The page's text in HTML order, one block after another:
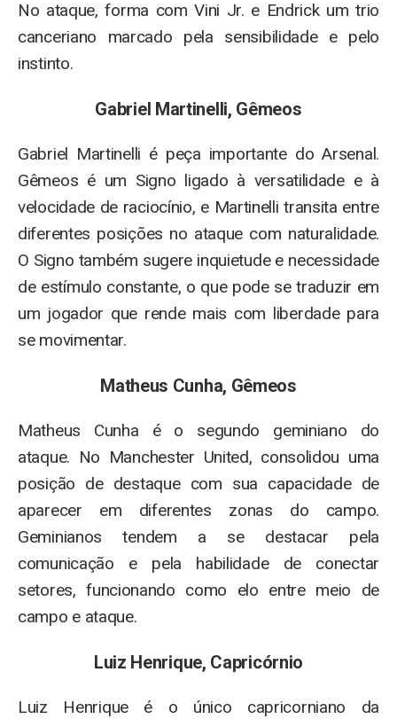
No ataque, forma com Vini Jr. e Endrick um trio
canceriano marcado pela sensibilidade e pelo
instinto.
Gabriel Martinelli, Gêmeos
Gabriel Martinelli é peça importante do Arsenal.
Gêmeos é um Signo ligado à versatilidade e à
velocidade de raciocínio, e Martinelli transita entre
diferentes posições no ataque com naturalidade.
O Signo também sugere inquietude e necessidade
de estímulo constante, o que pode se traduzir em
um jogador que rende mais com liberdade para
se movimentar.
Matheus Cunha, Gêmeos
Matheus Cunha é o segundo geminiano do
ataque. No Manchester United, consolidou uma
posição de destaque com sua capacidade de
aparecer em diferentes zonas do campo.
Geminianos tendem a se destacar pela
comunicação e pela habilidade de conectar
setores, funcionando como elo entre meio de
campo e ataque.
Luiz Henrique, Capricórnio
Luiz Henrique é o único capricorniano da